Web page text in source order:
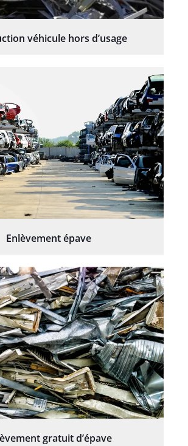
véhicule hors d’usage
Enlèvement épave
gratuit d’épave